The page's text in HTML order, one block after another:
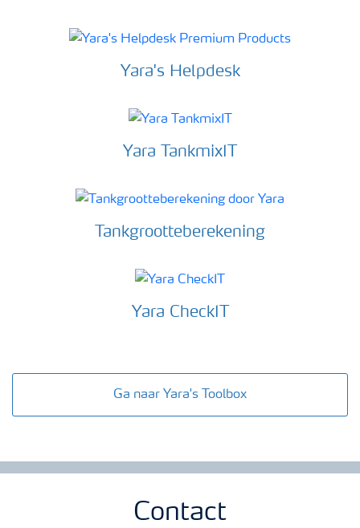
Yara's Helpdesk
Yara TankmixIT
Tankgrootteberekening
Yara CheckIT
Ga naar Yara's Toolbox
Contact